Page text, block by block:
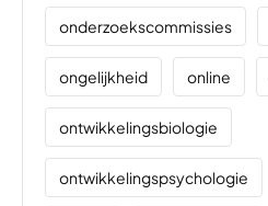
onderzoekscommissies
ongelijkheid online
ontwikkelingsbiologie
ontwikkelingspsychologie